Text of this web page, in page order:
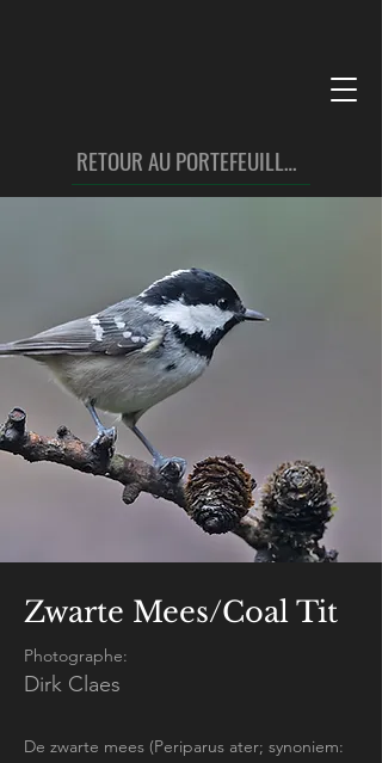
Zwarte Mees/Coal Tit
Photographe:
Dirk Claes
De zwarte mees (Periparus ater; synoniem: